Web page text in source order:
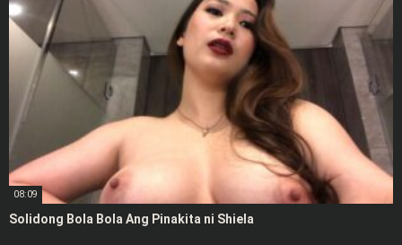
08:09
Solidong Bola Bola Ang Pinakita ni Shiela